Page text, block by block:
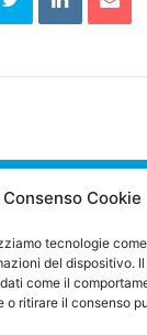
Cookie
tecnologie
del dispositivo.
come il
o ritirare il consenso